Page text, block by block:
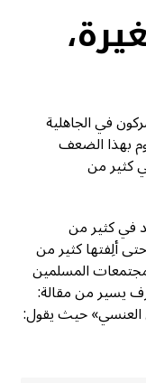
في الجاهلية
بهذا الضعف
كثير من
في كثير من
ألِفتها كثير من
المسلمين
يسير من مقالة:
العنسي» حيث يقول: